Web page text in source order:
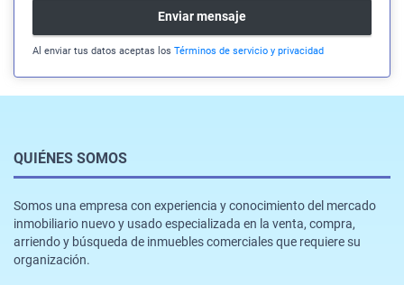
Enviar mensaje
Al enviar tus datos aceptas los Términos de servicio y privacidad
QUIÉNES SOMOS
Somos una empresa con experiencia y conocimiento del mercado
inmobiliario nuevo y usado especializada en la venta, compra,
arriendo y búsqueda de inmuebles comerciales que requiere su
organización.